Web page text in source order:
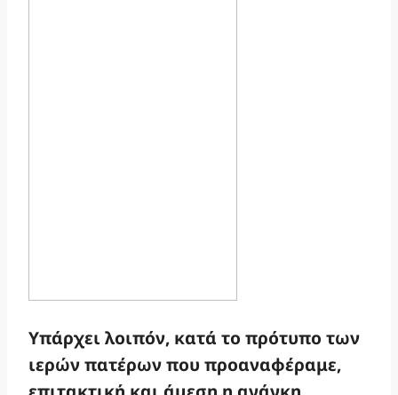
Υπάρχει λοιπόν, κατά το πρότυπο των
ιερών πατέρων που προαναφέραμε,